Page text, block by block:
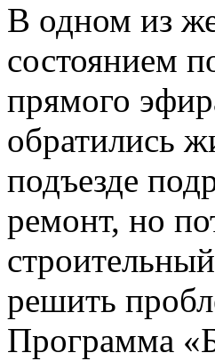
В одном из
состоянием
прямого
обратились
подъезде
ремонт, но
решить
Программа